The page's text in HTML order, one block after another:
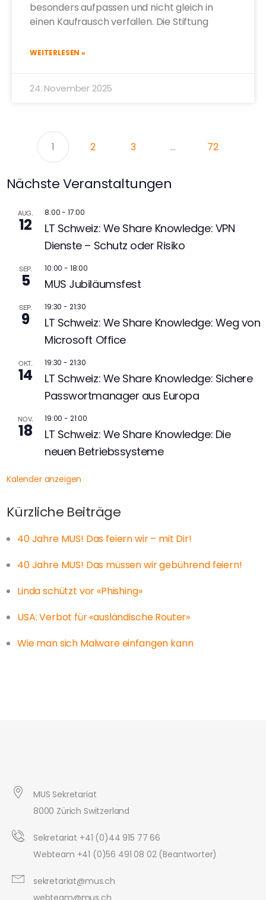
besonders aufpassen und nicht gleich in
einen Kaufrausch verfallen. Die Stiftung
WEITERLESEN »
24. November 2025
1 2 3 … 72
Nächste Veranstaltungen
AUG.
12
8:00- 17:00
LT Schweiz: We Share Knowledge: VPN
Dienste – Schutz oder Risiko
SEP.
5
10:00 - 18:00
MUS Jubiläumsfest
SEP.
9
19:30 - 21:30
LT Schweiz: We Share Knowledge: Weg von
Microsoft Office
OKT.
14
19:30 - 21:30
LT Schweiz: We Share Knowledge: Sichere
Passwortmanager aus Europa
NOV.
18
19:00 - 21:00
LT Schweiz: We Share Knowledge: Die
neuen Betriebssysteme
Kalender anzeigen
Kürzliche Beiträge
40 Jahre MUS! Das feiern wir – mit Dir!
40 Jahre MUS! Das müssen wir gebührend feiern!
Linda schützt vor «Phishing»
USA: Verbot für «ausländische Router»
Wie man sich Malware einfangen kann
MUS Sekretariat
8000 Zürich Switzerland
Sekretariat +41 (0)44 915 77 66
Webteam +41 (0)56 491 08 02 (Beantworter)
sekretariat@mus.ch
webteam@mus.ch